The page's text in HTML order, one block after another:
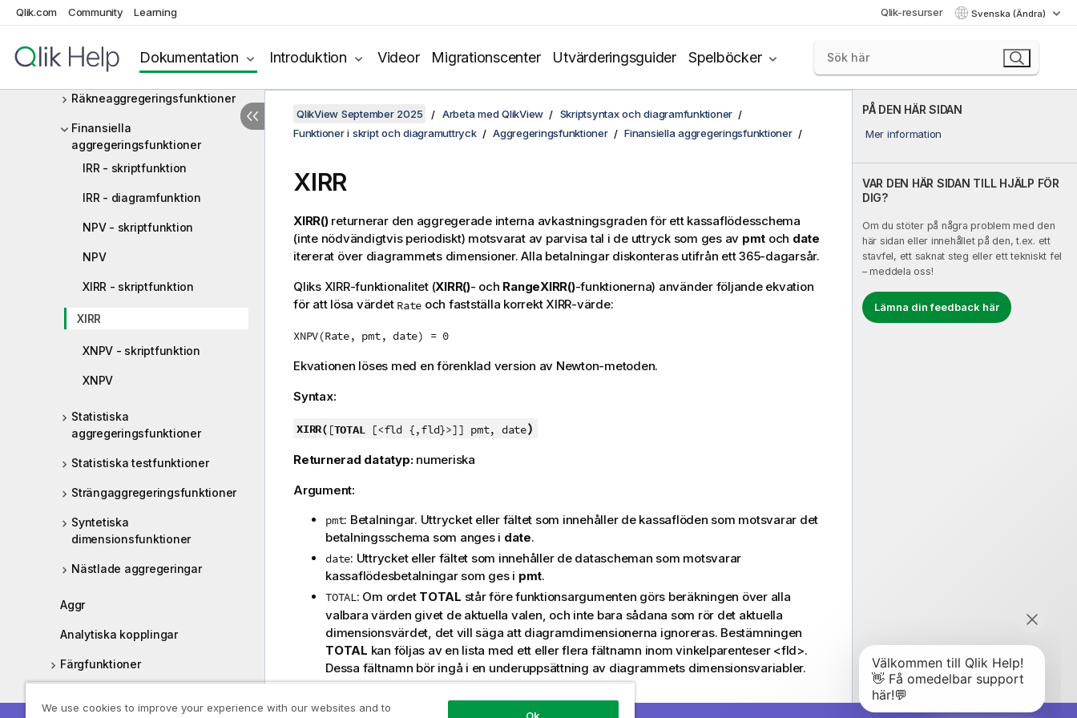
Qlik.com Community Learning Qlik-resurser Svenska (Ändra)
Dokumentation Introduktion Videor Migrationscenter Utvärderingsguider Spelböcker
Aggregeringsfunktioner
Grundläggande
aggregeringsfunktioner
Räkneaggregeringsfunktioner
Finansiella
aggregeringsfunktioner
IRR - skriptfunktion
IRR - diagramfunktion
NPV - skriptfunktion
NPV
XIRR - skriptfunktion
XIRR
XNPV - skriptfunktion
XNPV
Statistiska
aggregeringsfunktioner
Statistiska testfunktioner
Strängaggregeringsfunktioner
Syntetiska
dimensionsfunktioner
Nästlade aggregeringar
Aggr
Analytiska kopplingar
Färgfunktioner
PÅ DEN HÄR SIDAN
Mer information
VAR DEN HÄR SIDAN TILL HJÄLP FÖR
DIG?
Om du stöter på några problem med den
här sidan eller innehållet på den, t.ex. ett
stavfel, ett saknat steg eller ett tekniskt fel
– meddela oss!
Lämna din feedback här
QlikView September 2025 Arbeta med QlikView
Skriptsyntax och diagramfunktioner
Funktioner i skript och diagramuttryck
Aggregeringsfunktioner Finansiella aggregeringsfunktioner
XIRR
XIRR()returnerar den aggregerade interna avkastningsgraden för ett kassaflödesschema
(inte nödvändigtvis periodiskt) motsvarat av parvisa tal i de uttryck som ges av pmt och date
itererat över diagrammets dimensioner. Alla betalningar diskonteras utifrån ett 365-dagarsår.
Qliks XIRR-funktionalitet (XIRR()- och RangeXIRR()-funktionerna) använder följande ekvation
för att lösa värdet Rate och fastställa korrekt XIRR-värde:
XNPV(Rate, pmt, date) = 0
Ekvationen löses med en förenklad version av Newton-metoden.
Syntax:
XIRR( [TOTAL [<fld {,fld}>]] pmt, date)
Returnerad datatyp: numeriska
Argument:
pmt: Betalningar. Uttrycket eller fältet som innehåller de kassaflöden som motsvarar det
betalningsschema som anges i date.
date: Uttrycket eller fältet som innehåller de datascheman som motsvarar
kassaflödesbetalningar som ges i pmt.
TOTAL: Om ordet TOTAL står före funktionsargumenten görs beräkningen över alla
valbara värden givet de aktuella valen, och inte bara sådana som rör det aktuella
dimensionsvärdet, det vill säga att diagramdimensionerna ignoreras. Bestämningen
TOTAL kan följas av en lista med ett eller flera fältnamn inom vinkelparenteser <fld>.
Dessa fältnamn bör ingå i en underuppsättning av diagrammets dimensionsvariabler.
We use cookies to improve your experience with our websites and to